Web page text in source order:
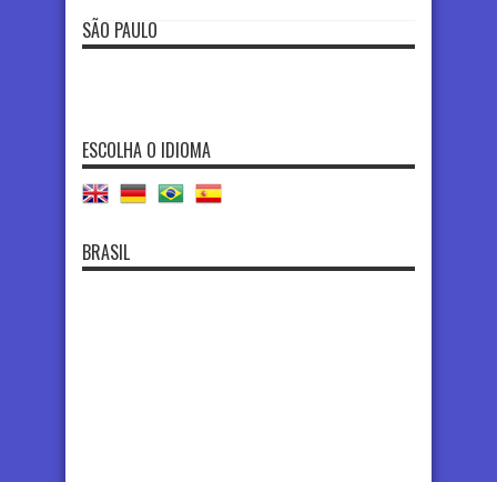
SÃO PAULO
ESCOLHA O IDIOMA
BRASIL